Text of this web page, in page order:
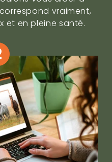
vraiment,
et en pleine santé.